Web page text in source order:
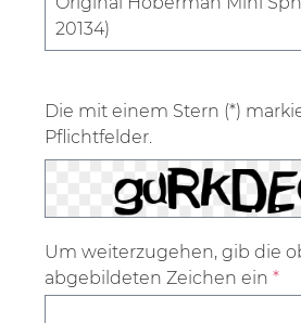
Die mit einem Stern (*)
Pflichtfelder.
Um weiterzugehen, gib die
abgebildeten Zeichen ein *